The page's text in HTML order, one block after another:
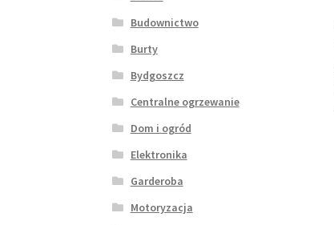
Budownictwo
Burty
Bydgoszcz
Centralne ogrzewanie
Dom i ogród
Elektronika
Garderoba
Motoryzacja